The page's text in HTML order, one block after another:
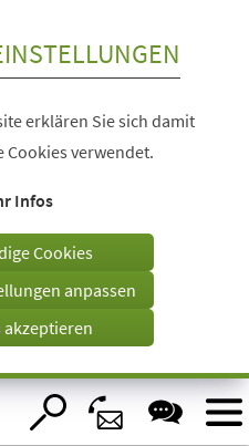
erklären Sie sich damit
Cookies verwendet.
Infos
Cookies
anpassen
akzeptieren